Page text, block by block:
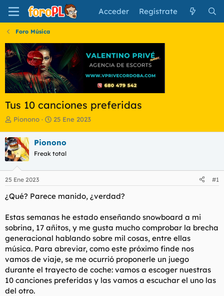
Acceder Regístrate
Foro Música
Tus 10 canciones preferidas
I
i
c
i
a
d
o
d
l
t
e
m
a
Pionono
F
h
a
e
i
i
o
25 Ene 2023
Pionono
Freak total
25 Ene 2023 #1
¿Qué? Parece manido, ¿verdad?
Estas semanas he estado enseñando snowboard a mi
sobrina, 17 añitos, y me gusta mucho comprobar la brecha
generacional hablando sobre mil cosas, entre ellas
música. Para abreviar, como este próximo finde nos
vamos de viaje, se me ocurrió proponerle un juego
durante el trayecto de coche: vamos a escoger nuestras
10 canciones preferidas y las vamos a escuchar el uno las
del otro.